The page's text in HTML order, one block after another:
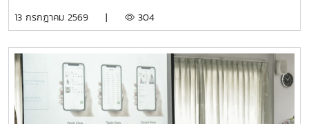
ผู้ช่วยศาสตราจารย์ ดร.สุพัตรา วงศ์แสนใหม่ หัวหน้า
คลินิกของผลิตภัณฑ์มูลค่าเพิ่มจากส่วนเหลือใช้การแปรรูปปลา
ลูกผสมบึกสยามแม่โจ้" โดย รองศาสตราจารย์ ดร.ดวงพร อมร
เลิศพิศาล หัวหน้าโครงการ4.โครงการ "การขยายสเกลการผลิต
สารเสริมโปรตีนปลาไฮโดรไลเสตสำหรับเป็นสารเสริมกระตุ้นการ
กินในสัตว์เลี้ยง ระดับกึ่งอุตสาหกรรม" โดย รองศาสตราจารย์
รศ.ดร.อภินันท์? สุวรรณรักษ์? และคณาจารย์/?เจ้าหน้าที่จาก
PGS?.... ซึ่งได้ลงมติให้จัดตั้งกลุ่มในนาม? #กลุ่มอินทนินแม่
โจ้PGS? โดยมีศูนย์เกษตรอินทรีย์ฯเป็นพี่เลี้ยงกลุ่ม? และในที่
ประชุมมีมติเป็นเอกฉันท์ให้ผศ.ดร.ทองเลียน? บัวจูม? เป็น
ประธานกลุ่ม?ฯ? และน.ส.สุนันทา? ศรีรัตนา? เป็นผู้ประสานงาน?
13 กรกฎาคม 2569 | 304